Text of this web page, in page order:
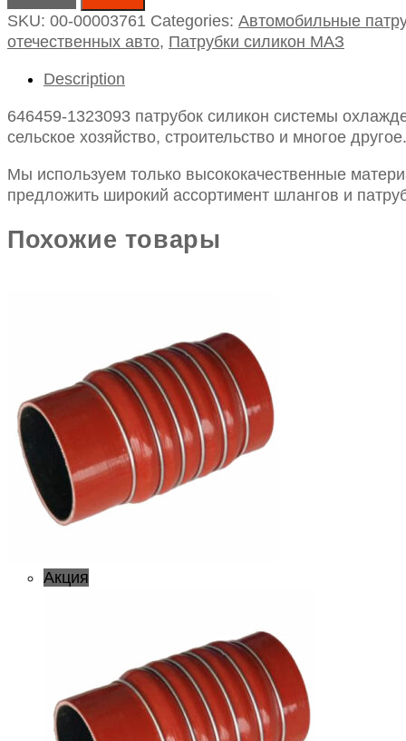
силикон
системы
мазман
quantity
SKU: 00-00003761 Categories: Автомобильные
отечественных авто, Патрубки силикон МАЗ
Description
646459-1323093 патрубок силикон системы
сельское хозяйство, строительство и многое
Мы используем только высококачественные
предложить широкий ассортимент шлангов и
Похожие товары
Акция